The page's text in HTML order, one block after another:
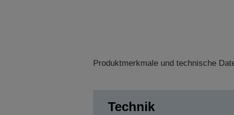
Produktmerkmale und technische
Technik